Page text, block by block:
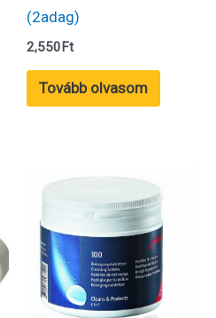
(2adag)
2,550Ft
Tovább olvasom